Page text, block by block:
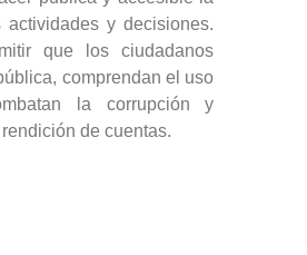
actividades y decisiones.
que los ciudadanos
comprendan el uso
la corrupción y
de cuentas.